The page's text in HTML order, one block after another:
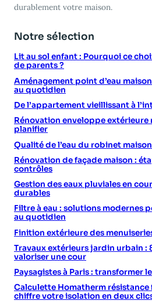
durablement votre maison.
Notre sélection
Lit au sol enfant : Pourquoi ce
de parents ?
Aménagement point d’eau
au quotidien
De l’appartement vieillissant à
Rénovation enveloppe extérieure
planifier
Qualité de l’eau du robinet
Rénovation de façade maison :
contrôles
Gestion des eaux pluviales en
durables
Filtre à eau : solutions modernes
au quotidien
Finition extérieure des
Travaux extérieurs jardin urbain :
valoriser une cour
Paysagistes à Paris : transformer
Calculette Homatherm résistance
chiffre votre isolation en deux